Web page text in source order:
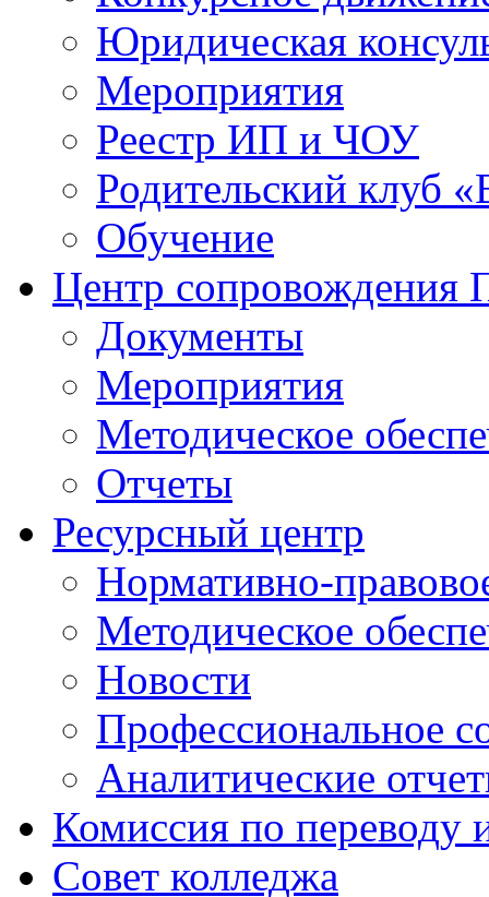
Юридическая
Мероприятия
Реестр ИП и ЧОУ
Родительский клуб
Обучение
Центр сопровождения
Документы
Мероприятия
Методическое
Отчеты
Ресурсный центр
Нормативно-
Методическое
Новости
Профессиональное
Аналитические
Комиссия по переводу
Совет колледжа